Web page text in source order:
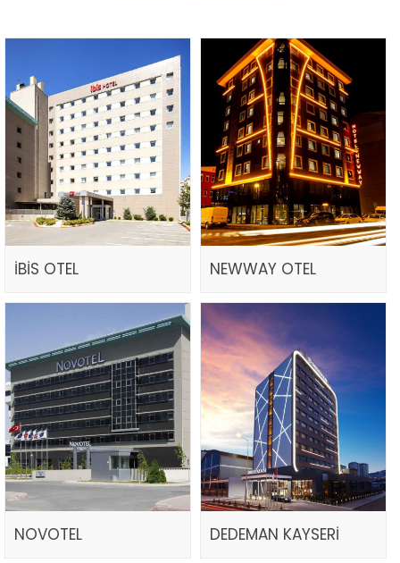
İBİS OTEL NEWWAY OTEL
NOVOTEL DEDEMAN KAYSERİ